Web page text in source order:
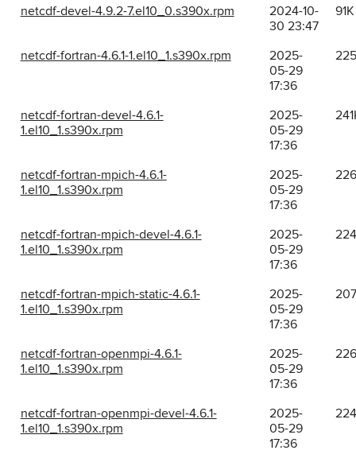
netcdf-devel-4.9.2-7.el10_0.s390x.rpm
2024-10-
30 23:47
91K
netcdf-fortran-4.6.1-1.el10_1.s390x.rpm
2025-
05-29
17:36
netcdf-fortran-devel-4.6.1-
1.el10_1.s390x.rpm
2025-
05-29
17:36
netcdf-fortran-mpich-4.6.1-
1.el10_1.s390x.rpm
2025-
05-29
17:36
netcdf-fortran-mpich-devel-4.6.1-
1.el10_1.s390x.rpm
2025-
05-29
17:36
netcdf-fortran-mpich-static-4.6.1-
1.el10_1.s390x.rpm
2025-
05-29
17:36
netcdf-fortran-openmpi-4.6.1-
1.el10_1.s390x.rpm
2025-
05-29
17:36
netcdf-fortran-openmpi-devel-4.6.1-
1.el10_1.s390x.rpm
2025-
05-29
17:36